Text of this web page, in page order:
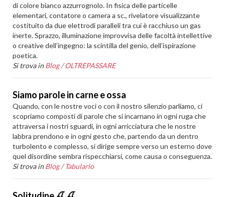
di colore bianco azzurrognolo. In fisica delle particelle
elementari, contatore o camera a sc., rivelatore visualizzante
costituito da due elettrodi paralleli tra cui è racchiuso un gas
inerte. Sprazzo, illuminazione improvvisa delle facoltà intellettive
o creative dell’ingegno: la scintilla del genio, dell’ispirazione
poetica.
Si trova in Blog /OLTREPASSARE
Siamo parole in carne e ossa
Quando, con le nostre voci o con il nostro silenzio parliamo, ci
scopriamo composti di parole che si incarnano in ogni ruga che
attraversa i nostri sguardi, in ogni arricciatura che le nostre
labbra prendono e in ogni gesto che, partendo da un dentro
turbolento e complesso, si dirige sempre verso un esterno dove
quel disordine sembra rispecchiarsi, come causa o conseguenza.
Si trova in Blog /Tabulario